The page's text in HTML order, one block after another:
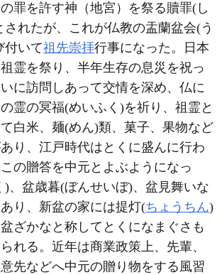
罪を許す神（地宮）を祭る贖罪(し
されたが、これが仏教の盂蘭盆会(う
付いて祖先崇拝行事になった。日本
霊を祭り、半年生存の息災を祝っ
に訪問しあって交情を深め、仏に
霊の冥福(めいふく)を祈り、祖霊と
白米、麺(めん)類、菓子、果物など
り、江戸時代はとくに盛んに行わ
の贈答を中元とよぶようになっ
)、盆歳暮(ぼんせいぼ)、盆見舞いな
り、新盆の家には提灯(ちょうちん)
ざかなと称してとくになまぐさも
れる。近年は商業政策上、先輩、
先などへ中元の贈り物をする風習